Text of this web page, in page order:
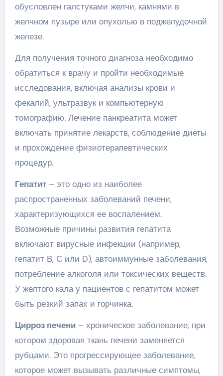
обусловлен галстуками желчи, камнями в
желчном пузыре или опухолью в поджелудочной
железе.
Для получения точного диагноза необходимо
обратиться к врачу и пройти необходимые
исследования, включая анализы крови и
фекалий, ультразвук и компьютерную
томографию. Лечение панкреатита может
включать принятие лекарств, соблюдение диеты
и прохождение физиотерапевтических
процедур.
Гепатит– это одно из наиболее
распространенных заболеваний печени,
характеризующихся ее воспалением.
Возможные причины развития гепатита
включают вирусные инфекции (например,
гепатит В, С или D), автоиммунные заболевания,
потребление алкоголя или токсических веществ.
У желтого кала у пациентов с гепатитом может
быть резкий запах и горчинка.
Цирроз печени– хроническое заболевание, при
котором здоровая ткань печени заменяется
рубцами. Это прогрессирующее заболевание,
которое может вызывать различные симптомы,